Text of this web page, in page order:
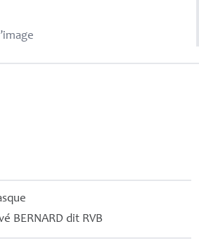
BERNARD dit RVB